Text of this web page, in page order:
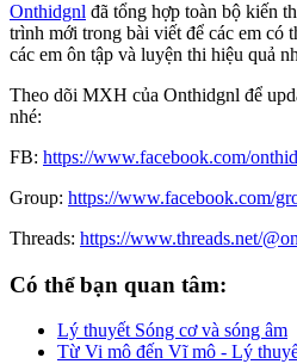
Onthidgnl đã tổng hợp toàn bộ kiến
trình mới trong bài viết để các em có
các em ôn tập và luyện thi hiệu quả
Theo dõi MXH của Onthidgnl để
nhé:
FB: https://www.facebook.com/
Group: https://www.facebook.com/
Threads: https://www.threads.net/
Có thể bạn quan tâm:
Lý thuyết Sóng cơ và sóng âm
Từ Vi mô đến Vĩ mô - Lý